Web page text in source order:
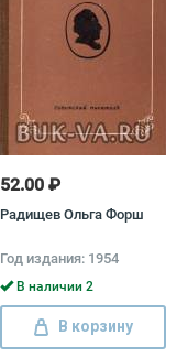
52.00 ₽
Радищев Ольга Форш
Год издания: 1954
В наличии 2
В корзину